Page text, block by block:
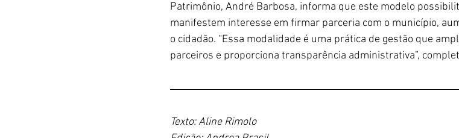
Patrimônio, André Barbosa, informa que este modelo
manifestem interesse em firmar parceria com o município,
o cidadão. “Essa modalidade é uma prática de gestão que
parceiros e proporciona transparência administrativa”,
Texto: Aline Rimolo